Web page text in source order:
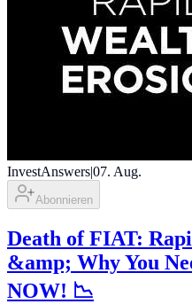
InvestAnswers|07. Aug.
Abonnieren
Death of FIAT:
&amp; Why You
NOW! 📉